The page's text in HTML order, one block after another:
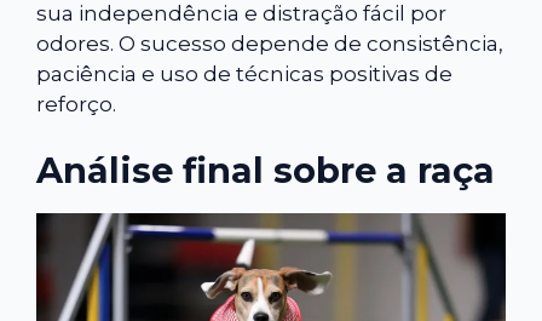
sua independência e distração fácil por
odores. O sucesso depende de consistência,
paciência e uso de técnicas positivas de
reforço.
Análise final sobre a raça